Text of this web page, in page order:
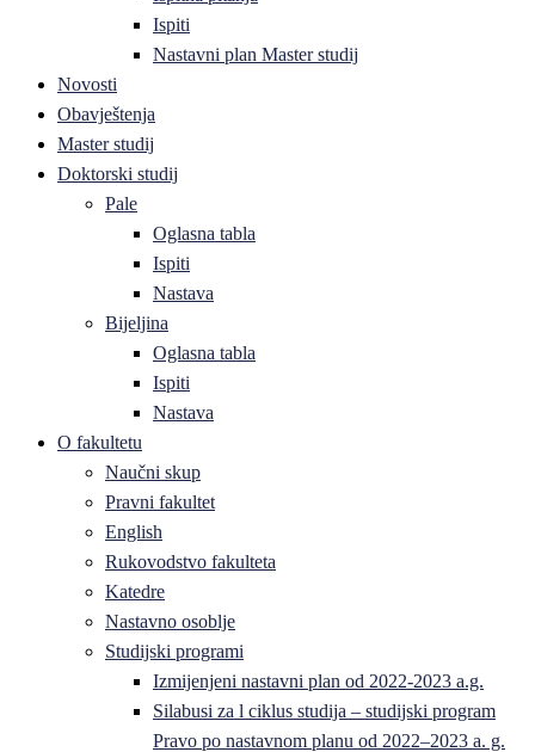
Ispiti
Nastavni plan Master studij
Novosti
Obavještenja
Master studij
Doktorski studij
Pale
Oglasna tabla
Ispiti
Nastava
Bijeljina
Oglasna tabla
Ispiti
Nastava
O fakultetu
Naučni skup
Pravni fakultet
English
Rukovodstvo fakulteta
Katedre
Nastavno osoblje
Studijski programi
Izmijenjeni nastavni plan od 2022-2023 a.g.
Silabusi za l ciklus studija – studijski program
Pravo po nastavnom planu od 2022–2023 a. g.